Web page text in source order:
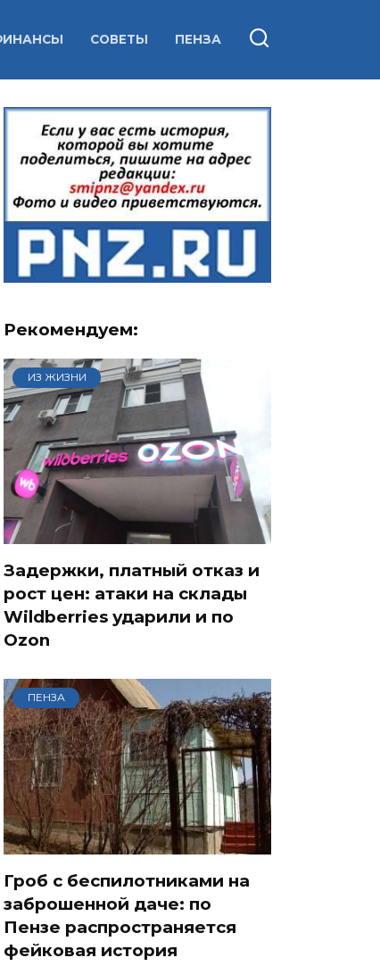
СОВЕТЫ ПЕНЗА
Рекомендуем:
ИЗ ЖИЗНИ
Задержки, платный отказ и
рост цен: атаки на склады
Wildberries ударили и по
Ozon
ПЕНЗА
Гроб с беспилотниками на
заброшенной даче: по
Пензе распространяется
фейковая история